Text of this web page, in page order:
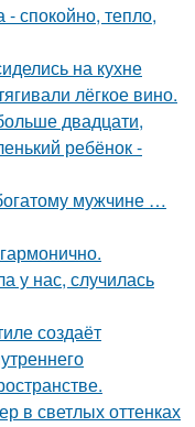
спокойно, тепло,
на кухне
лёгкое вино.
двадцати,
ребёнок -
мужчине …
у нас, случилась
создаёт
в светлых оттенках